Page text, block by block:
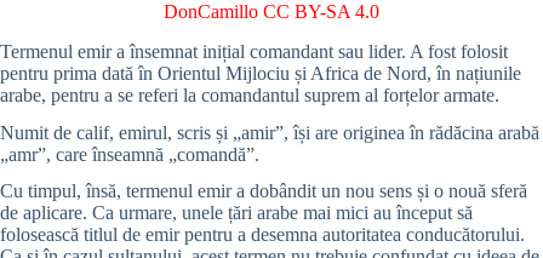
DonCamillo CC BY-SA 4.0
Termenul emir a însemnat inițial comandant sau lider. A fost folosit
pentru prima dată în Orientul Mijlociu și Africa de Nord, în națiunile
arabe, pentru a se referi la comandantul suprem al forțelor armate.
Numit de calif, emirul, scris și „amir”, își are originea în rădăcina arabă
„amr”, care înseamnă „comandă”.
Cu timpul, însă, termenul emir a dobândit un nou sens și o nouă sferă
de aplicare. Ca urmare, unele țări arabe mai mici au început să
folosească titlul de emir pentru a desemna autoritatea conducătorului.